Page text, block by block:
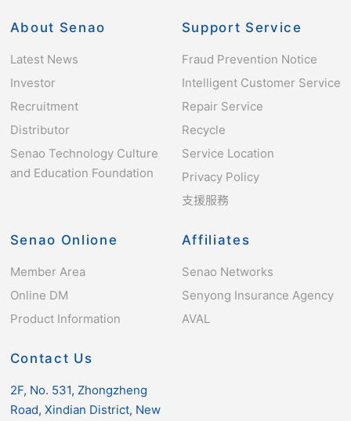
About Senao
Latest News
Investor
Recruitment
Distributor
Senao Technology Culture
and Education Foundation
Support Service
Fraud Prevention Notice
Intelligent Customer Service
Repair Service
Recycle
Service Location
Privacy Policy
支援服務
Senao Onlione
Member Area
Online DM
Product Information
Affiliates
Senao Networks
Senyong Insurance Agency
AVAL
Contact Us
2F, No. 531, Zhongzheng
Road, Xindian District, New